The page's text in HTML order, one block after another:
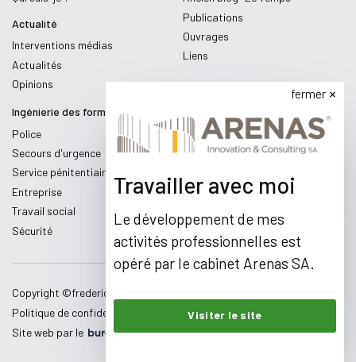
Actualité
Interventions médias
Actualités
Opinions
Publications
Ouvrages
Liens
Ingénierie des formations
Police
Secours d'urgence
Service pénitentiaire
Entreprise
Travail social
Sécurité
Copyright ©fredericmaillard.com
Politique de confidentialité
Conditions d'utilisation
Site web par le
fermer
Travailler avec moi
Le développement de mes
activités professionnelles est
opéré par le cabinet Arenas SA.
Visiter le site